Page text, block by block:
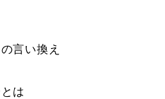
言い換え
は